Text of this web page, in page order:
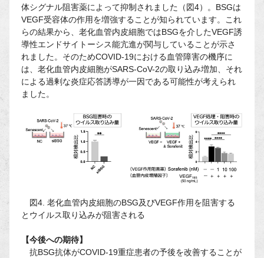
体シグナル阻害薬によって抑制されました（図4）。BSGは
VEGF受容体の作用を増強することが知られています。これ
らの結果から、老化血管内皮細胞ではBSGを介したVEGF誘
導性エンドサイトーシス能亢進が関与していることが示さ
れました。そのためCOVID-19における血管障害の機序に
は、老化血管内皮細胞がSARS-CoV-2の取り込み増加、それ
による過剰な炎症応答誘導が一因である可能性が考えられ
ました。
図4. 老化血管内皮細胞のBSG及びVEGF作用を阻害する
とウイルス取り込みが阻害される
【今後への期待】
抗BSG抗体がCOVID-19重症患者の予後を改善することが